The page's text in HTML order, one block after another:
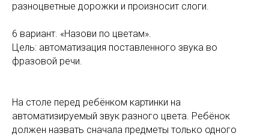
разноцветные дорожки и произносит слоги.
6 вариант. «Назови по цветам».
Цель: автоматизация поставленного звука во
фразовой речи.
На столе перед ребёнком картинки на
автоматизируемый звук разного цвета. Ребёнок
должен назвать сначала предметы только одного